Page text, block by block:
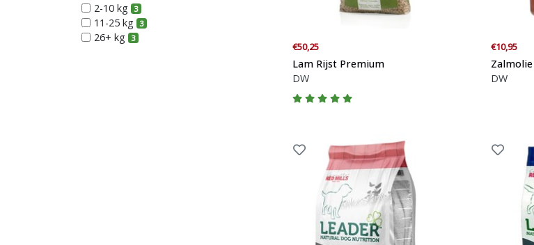
2-10 kg 3
11-25 kg 3
26+ kg 3
€50,25
Lam Rijst Premium
DW
€10,95
Zalmolie
DW